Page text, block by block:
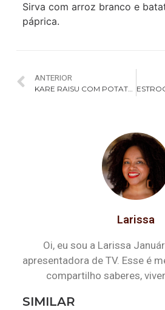
Sirva com arroz branco e
páprica.
ANTERIOR
KARE RAISU COM POTATO SARADA
Larissa
Oi, eu sou a Larissa
apresentadora de TV. Esse é
compartilho saberes,
SIMILAR